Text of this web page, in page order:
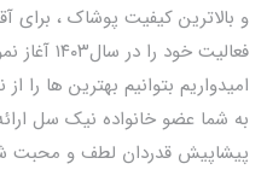
و بالاترین کیفیت پوشاک ، برای
فعالیت خود را در سال۱۴۰۳ آغاز نمود.
امیدواریم بتوانیم بهترین ها را
به شما عضو خانواده نیک سل
پیشاپیش قدردان لطف و محبت